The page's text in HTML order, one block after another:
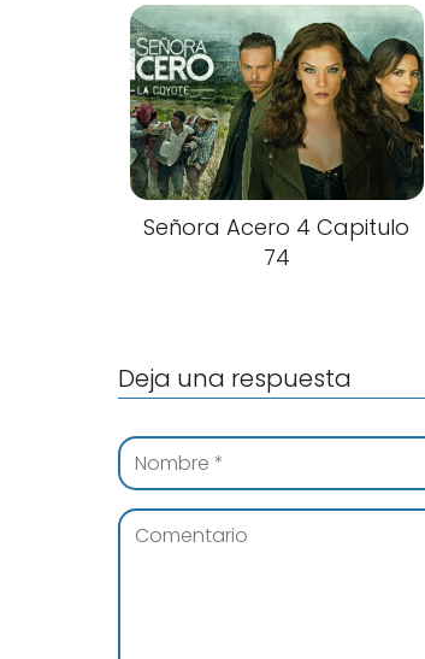
Señora Acero 4 Capitulo
74
Deja una respuesta